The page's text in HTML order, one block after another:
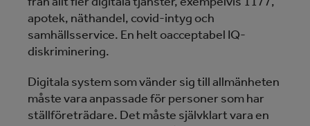
apotek, näthandel, covid-intyg och
samhällsservice. En helt oacceptabel IQ-
diskriminering.
Digitala system som vänder sig till allmänheten
måste vara anpassade för personer som har
ställföreträdare. Det måste självklart vara en